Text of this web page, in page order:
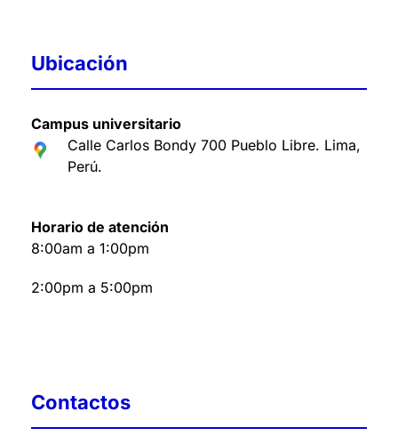
Ubicación
Campus universitario
Calle Carlos Bondy 700 Pueblo Libre. Lima,
Perú.
Horario de atención
8:00am a 1:00pm
2:00pm a 5:00pm
Contactos